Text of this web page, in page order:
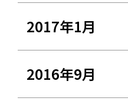
2017年1月
2016年9月